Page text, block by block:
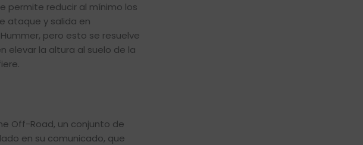
permite reducir al mínimo los
ataque y salida en
pero esto se resuelve
elevar la altura al suelo de la
Off-Road, un conjunto de
en su comunicado, que